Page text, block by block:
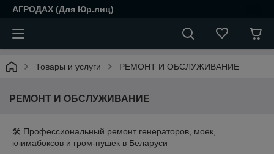
АГРОДАХ (Для Юр.лиц)
Товары и услуги РЕМОНТ И ОБСЛУЖИВАНИЕ
РЕМОНТ И ОБСЛУЖИВАНИЕ
🛠 Профессиональный ремонт генераторов, моек,
климабоксов и гром-пушек в Беларуси